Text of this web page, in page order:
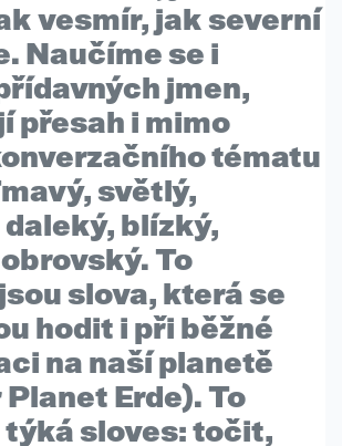
vesmír, jak severní
Naučíme se i
jmen,
přesah i mimo
tématu
světlý,
blízký,
To
slova, která se
hodit i při běžné
na naší planetě
Planet Erde). To
týká sloves: točit,